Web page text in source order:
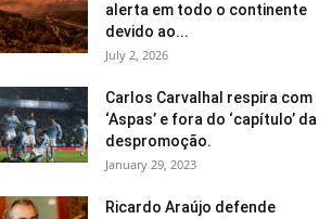
alerta em todo o continente
devido ao...
July 2, 2026
Carlos Carvalhal respira com
‘Aspas’ e fora do ‘capítulo’ da
despromoção.
January 29, 2023
Ricardo Araújo defende